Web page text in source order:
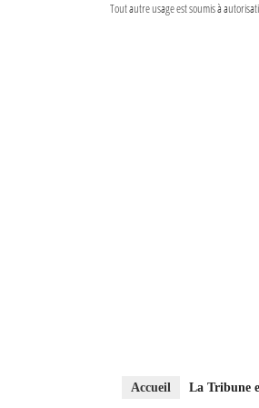
Tout autre usage est soumis à
Accueil La Tribune